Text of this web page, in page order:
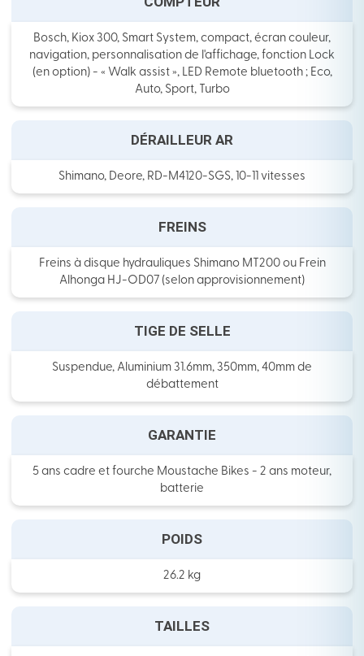
Bosch, Kiox 300, Smart System, compact, écran couleur,
navigation, personnalisation de l'affichage, fonction Lock
(en option) - « Walk assist », LED Remote bluetooth ; Eco,
Auto, Sport, Turbo
DÉRAILLEUR AR
Shimano, Deore, RD-M4120-SGS, 10-11 vitesses
FREINS
Freins à disque hydrauliques Shimano MT200 ou Frein
Alhonga HJ-OD07 (selon approvisionnement)
TIGE DE SELLE
Suspendue, Aluminium 31.6mm, 350mm, 40mm de
débattement
GARANTIE
5 ans cadre et fourche Moustache Bikes - 2 ans moteur,
batterie
POIDS
26.2 kg
TAILLES